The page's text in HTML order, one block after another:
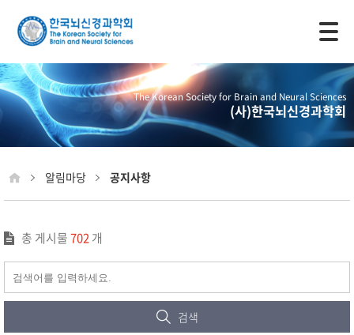
The Korean Society for Brain and Neural Sciences
(사)한국뇌신경과학회
알림마당 공지사항
총 게시물702개
검색